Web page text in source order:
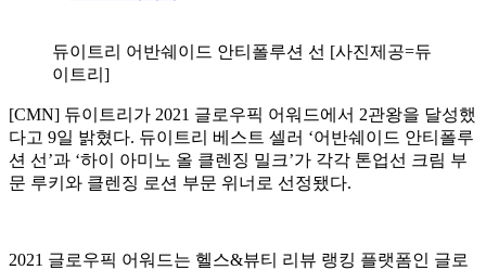
듀이트리 어반쉐이드 안티폴루션 선 [사진제공=듀
이트리]
[CMN] 듀이트리가 2021 글로우픽 어워드에서 2관왕을 달성했
다고 9일 밝혔다. 듀이트리 베스트 셀러 ‘어반쉐이드 안티폴루
션 선’과 ‘하이 아미노 올 클렌징 밀크’가 각각 톤업선 크림 부
문 루키와 클렌징 로션 부문 위너로 선정됐다.
2021 글로우픽 어워드는 헬스&뷰티 리뷰 랭킹 플랫폼인 글로